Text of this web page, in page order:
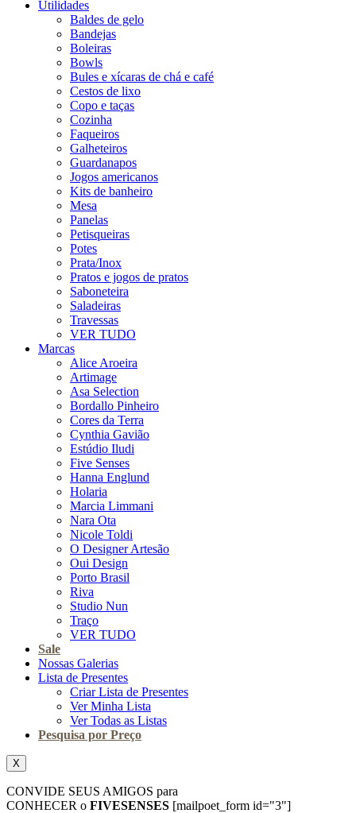
Utilidades
Baldes de gelo
Bandejas
Boleiras
Bowls
Bules e xícaras de chá e café
Cestos de lixo
Copo e taças
Cozinha
Faqueiros
Galheteiros
Guardanapos
Jogos americanos
Kits de banheiro
Mesa
Panelas
Petisqueiras
Potes
Prata/Inox
Pratos e jogos de pratos
Saboneteira
Saladeiras
Travessas
VER TUDO
Marcas
Alice Aroeira
Artimage
Asa Selection
Bordallo Pinheiro
Cores da Terra
Cynthia Gavião
Estúdio Iludi
Five Senses
Hanna Englund
Holaria
Marcia Limmani
Nara Ota
Nicole Toldi
O Designer Artesão
Oui Design
Porto Brasil
Riva
Studio Nun
Traço
VER TUDO
Sale
Nossas Galerias
Lista de Presentes
Criar Lista de Presentes
Ver Minha Lista
Ver Todas as Listas
Pesquisa por Preço
X
CONVIDE SEUS AMIGOS para
CONHECER o FIVESENSES [mailpoet_form id="3"]